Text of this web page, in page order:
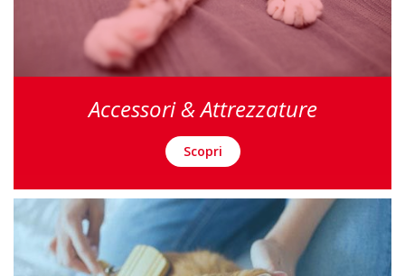
Accessori & Attrezzature
Scopri